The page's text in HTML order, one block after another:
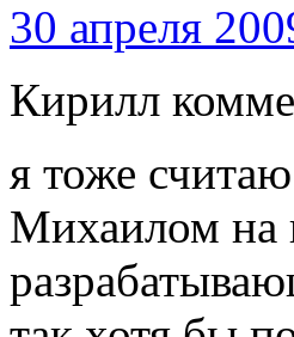
30 апреля
Кирилл
я тоже
Михаилом на